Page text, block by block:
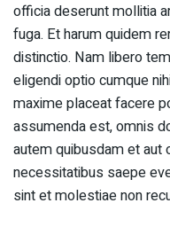
officia deserunt mollitia
fuga. Et harum quidem
distinctio. Nam libero
eligendi optio cumque
maxime placeat facere
assumenda est, omnis
autem quibusdam et
necessitatibus saepe
sint et molestiae non